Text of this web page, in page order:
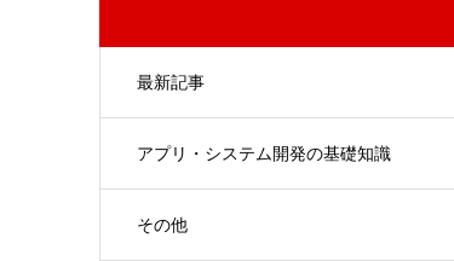
最新記事
アプリ・システム開発の基礎知識
その他